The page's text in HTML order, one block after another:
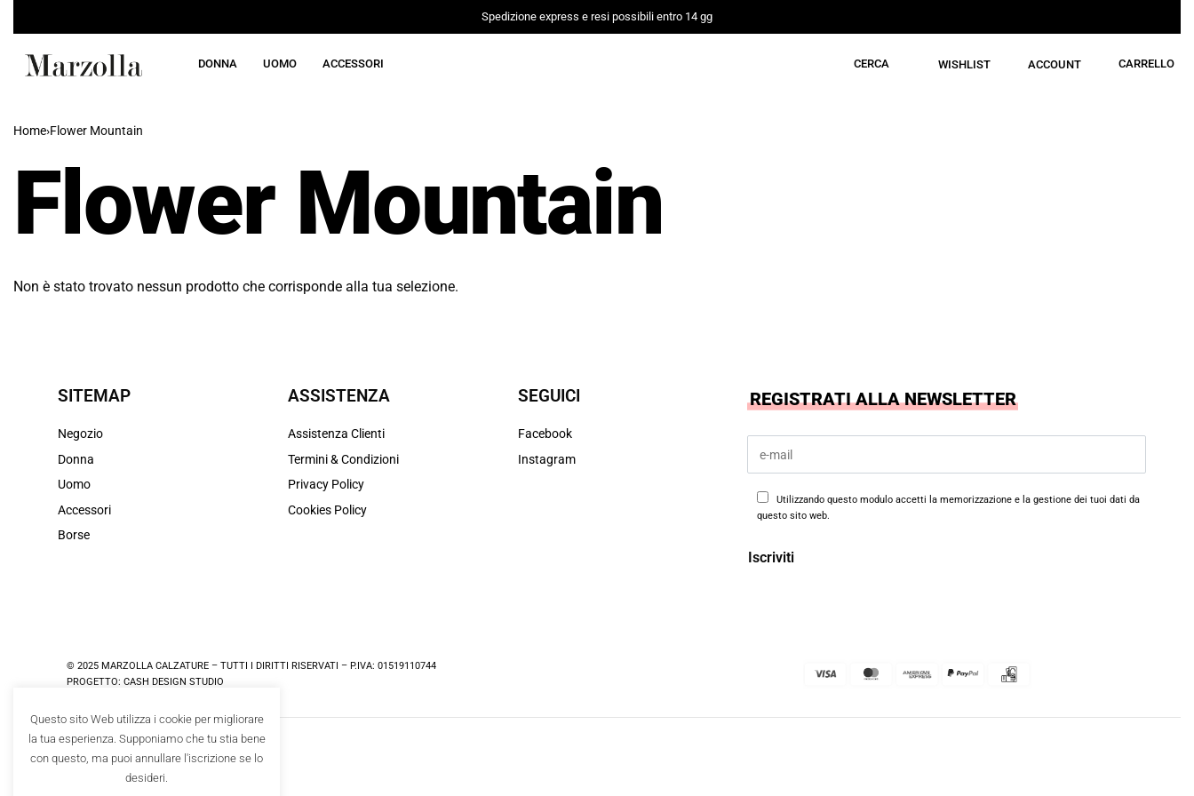
Spedizione express e resi possibili entro 14 gg
DONNA UOMO ACCESSORI CERCA WISHLIST ACCOUNT CARRELLO
Home›Flower Mountain
Flower Mountain
Non è stato trovato nessun prodotto che corrisponde alla tua selezione.
SITEMAP
Negozio
Donna
Uomo
Accessori
Borse
ASSISTENZA
Assistenza Clienti
Termini & Condizioni
Privacy Policy
Cookies Policy
SEGUICI
Facebook
Instagram
REGISTRATI ALLA NEWSLETTER
Utilizzando questo modulo accetti la memorizzazione e la gestione dei tuoi dati da
questo sito web.
© 2025 MARZOLLA CALZATURE – TUTTI I DIRITTI RISERVATI – P.IVA: 01519110744
PROGETTO: CASH DESIGN STUDIO
Questo sito Web utilizza i cookie per migliorare
la tua esperienza. Supponiamo che tu stia bene
con questo, ma puoi annullare l'iscrizione se lo
desideri.